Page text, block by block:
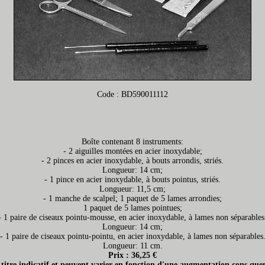
Code : BD590011112
Boîte contenant 8 instruments:
- 2 aiguilles montées en acier inoxydable;
- 2 pinces en acier inoxydable, à bouts arrondis, striés.
Longueur: 14 cm;
- 1 pince en acier inoxydable, à bouts pointus, striés.
Longueur: 11,5 cm;
- 1 manche de scalpel; 1 paquet de 5 lames arrondies;
1 paquet de 5 lames pointues;
1 paire de ciseaux pointu-mousse, en acier inoxydable, à lames non séparables.
Longueur: 14 cm;
- 1 paire de ciseaux pointu-pointu, en acier inoxydable, à lames non séparables.
Longueur: 11 cm.
Prix : 36,25 €